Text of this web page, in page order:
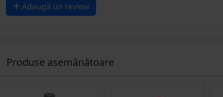
Adaugă un review
Produse asemănătoare